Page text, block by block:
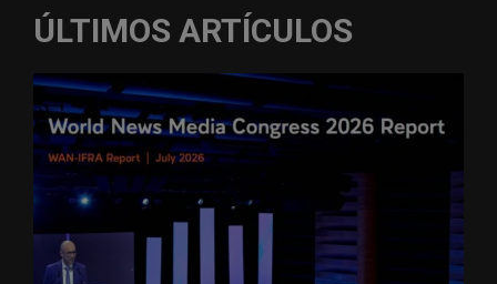
ÚLTIMOS ARTÍCULOS